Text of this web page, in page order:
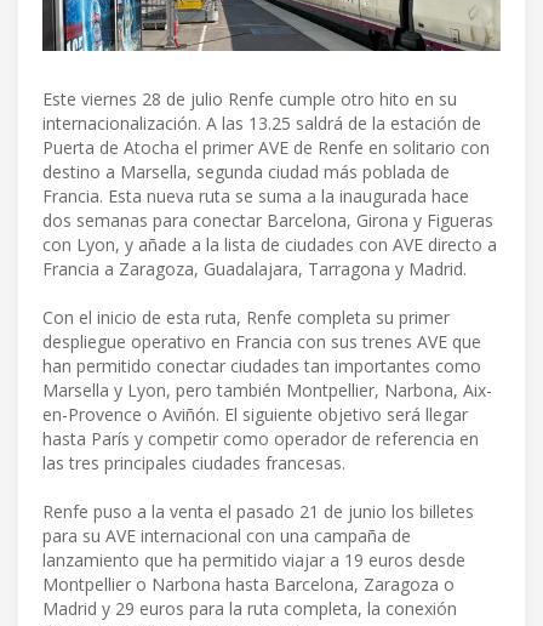
Este viernes 28 de julio Renfe cumple otro hito en su
internacionalización. A las 13.25 saldrá de la estación de
Puerta de Atocha el primer AVE de Renfe en solitario con
destino a Marsella, segunda ciudad más poblada de
Francia. Esta nueva ruta se suma a la inaugurada hace
dos semanas para conectar Barcelona, Girona y Figueras
con Lyon, y añade a la lista de ciudades con AVE directo a
Francia a Zaragoza, Guadalajara, Tarragona y Madrid.
Con el inicio de esta ruta, Renfe completa su primer
despliegue operativo en Francia con sus trenes AVE que
han permitido conectar ciudades tan importantes como
Marsella y Lyon, pero también Montpellier, Narbona, Aix-
en-Provence o Aviñón. El siguiente objetivo será llegar
hasta París y competir como operador de referencia en
las tres principales ciudades francesas.
Renfe puso a la venta el pasado 21 de junio los billetes
para su AVE internacional con una campaña de
lanzamiento que ha permitido viajar a 19 euros desde
Montpellier o Narbona hasta Barcelona, Zaragoza o
Madrid y 29 euros para la ruta completa, la conexión